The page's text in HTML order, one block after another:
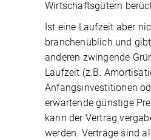
Wirtschaftsgütern
Ist eine Laufzeit aber
branchenüblich und
anderen zwingende
Laufzeit (z.B.
Anfangsinvestitionen
erwartende günstige
kann der Vertrag
werden. Verträge sind